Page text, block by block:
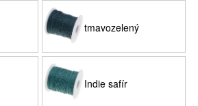
tmavozelený
Indie safír